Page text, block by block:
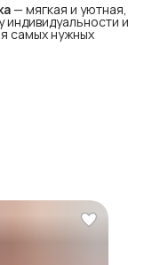
— мягкая и уютная,
и
самых нужных